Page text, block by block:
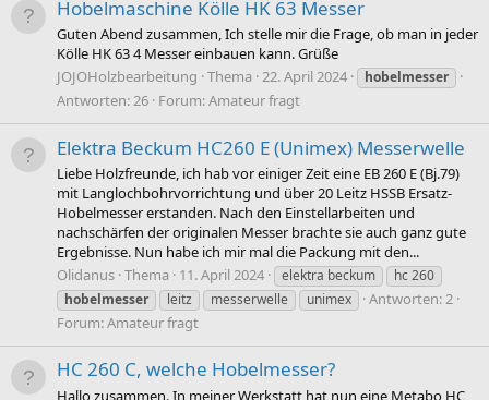
Hobelmaschine Kölle HK 63 Messer
Guten Abend zusammen, Ich stelle mir die Frage, ob man in jeder
Kölle HK 63 4 Messer einbauen kann. Grüße
JOJOHolzbearbeitung Thema 22. April 2024 hobelmesser
Antworten: 26 Forum:Amateur fragt
Elektra Beckum HC260 E (Unimex) Messerwelle
Liebe Holzfreunde, ich hab vor einiger Zeit eine EB 260 E (Bj.79)
mit Langlochbohrvorrichtung und über 20 Leitz HSSB Ersatz-
Hobelmesser erstanden. Nach den Einstellarbeiten und
nachschärfen der originalen Messer brachte sie auch ganz gute
Ergebnisse. Nun habe ich mir mal die Packung mit den...
Olidanus Thema 11. April 2024 elektra beckum
hc 260
hobelmesser
leitz messerwelle unimex
Antworten: 2
Forum:Amateur fragt
HC 260 C, welche Hobelmesser?
Hallo zusammen. In meiner Werkstatt hat nun eine Metabo HC